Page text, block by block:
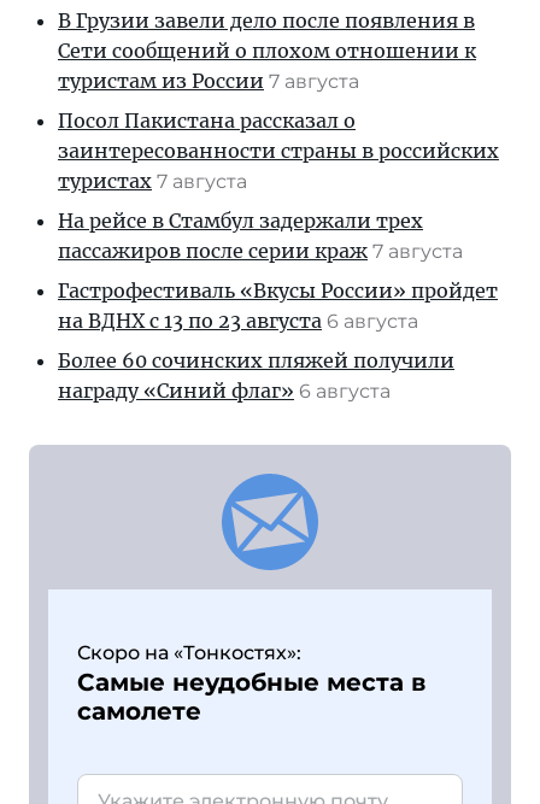
В Грузии завели дело после появления в
Сети сообщений о плохом отношении к
туристам из России 7 августа
Посол Пакистана рассказал о
заинтересованности страны в российских
туристах 7 августа
На рейсе в Стамбул задержали трех
пассажиров после серии краж 7 августа
Гастрофестиваль «Вкусы России» пройдет
на ВДНХ с 13 по 23 августа 6 августа
Более 60 сочинских пляжей получили
награду «Синий флаг» 6 августа
Скоро на «Тонкостях»:
Самые неудобные места в
самолете